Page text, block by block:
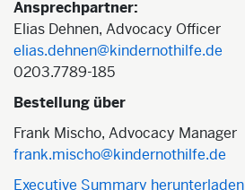
Ansprechpartner:
Elias Dehnen, Advocacy Officer
elias.dehnen@kindernothilfe.de
0203.7789-185
Bestellung über
Frank Mischo, Advocacy Manager
frank.mischo@kindernothilfe.de
Executive Summary herunterladen